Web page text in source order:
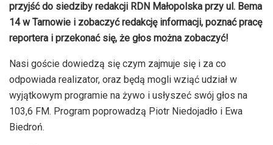
przyjść do siedziby redakcji RDN Małopolska przy ul. Bema
14 w Tarnowie i zobaczyć redakcję informacji, poznać pracę
reportera i przekonać się, że głos można zobaczyć!
Nasi goście dowiedzą się czym zajmuje się i za co
odpowiada realizator, oraz będą mogli wziąć udział w
wyjątkowym programie na żywo i usłyszeć swój głos na
103,6 FM. Program poprowadzą Piotr Niedojadło i Ewa
Biedroń.